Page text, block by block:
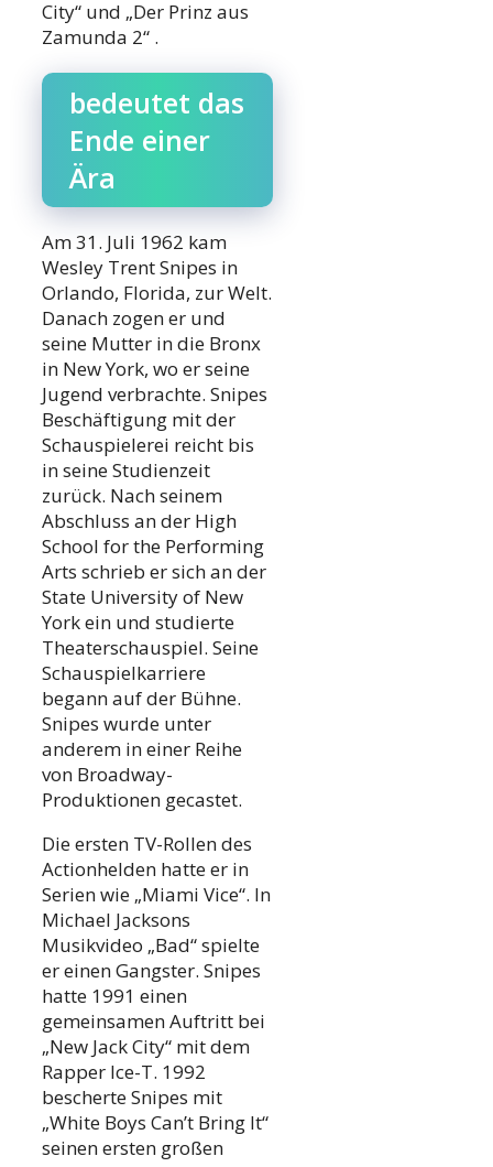
City“ und „Der Prinz aus
Zamunda 2“ .
bedeutet das
Ende einer
Ära
Am 31. Juli 1962 kam
Wesley Trent Snipes in
Orlando, Florida, zur Welt.
Danach zogen er und
seine Mutter in die Bronx
in New York, wo er seine
Jugend verbrachte. Snipes
Beschäftigung mit der
Schauspielerei reicht bis
in seine Studienzeit
zurück. Nach seinem
Abschluss an der High
School for the Performing
Arts schrieb er sich an der
State University of New
York ein und studierte
Theaterschauspiel. Seine
Schauspielkarriere
begann auf der Bühne.
Snipes wurde unter
anderem in einer Reihe
von Broadway-
Produktionen gecastet.
Die ersten TV-Rollen des
Actionhelden hatte er in
Serien wie „Miami Vice“. In
Michael Jacksons
Musikvideo „Bad“ spielte
er einen Gangster. Snipes
hatte 1991 einen
gemeinsamen Auftritt bei
„New Jack City“ mit dem
Rapper Ice-T. 1992
bescherte Snipes mit
„White Boys Can’t Bring It“
seinen ersten großen